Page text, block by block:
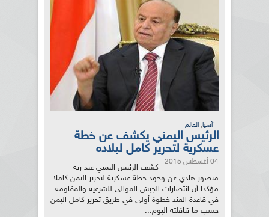
آسيا, العالم
الرئيس اليمني يكشف عن خطة
عسكرية لتحرير كامل لبلاده
04 أغسطس 2015
كشف الرئيس اليمني عبد ربه
منصور هادي عن وجود خطة عسكرية لتحرير اليمن كاملا
مؤكدا أن انتصارات الجيش الموالي للشرعية والمقاومة
في قاعدة العند خطوة أولى في طريق تحرير كامل اليمن
حسب ما تناقلته اليوم...